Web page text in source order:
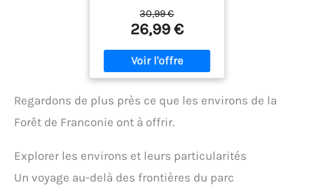
30,99 €
26,99 €
Regardons de plus près ce que les environs de la
Forêt de Franconie ont à offrir.
Explorer les environs et leurs particularités
Un voyage au-delà des frontières du parc